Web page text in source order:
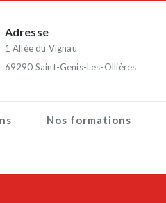
Adresse
1 Allée du Vignau
69290 Saint-Genis-Les-Ollières
Nos formations